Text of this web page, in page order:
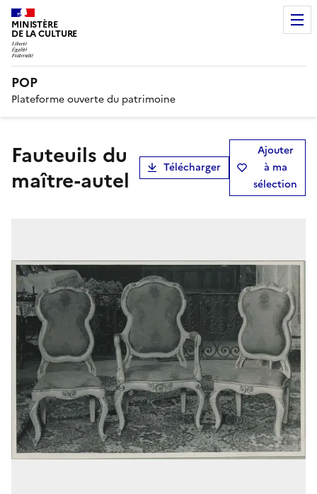
MINISTÈRE
DE LA CULTURE
POP
Plateforme ouverte du patrimoine
fauteuils du
maître-autel
Télécharger
Ajouter
à ma
sélection